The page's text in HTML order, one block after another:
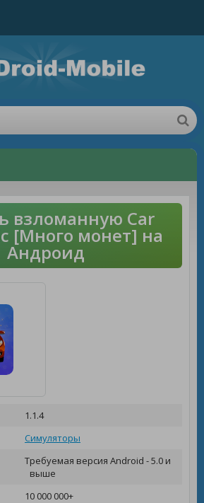
взломанную Car
[Много монет] на
Андроид
1.1.4
Симуляторы
Требуемая версия Android - 5.0 и
выше
10 000 000+